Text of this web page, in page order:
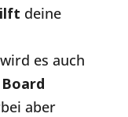
deine
es auch
aber